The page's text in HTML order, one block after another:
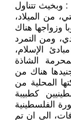
تتناول
من الميلاد،
وزواجها هناك
ومن التمرد
الإسلام،
الشاذة
هناك من
المحلية من
كطبيبة
الفلسطينية
الى ان تم